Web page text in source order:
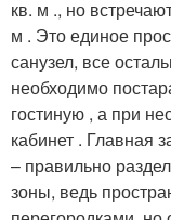
кв. м ., но
м . Это единое
санузел, все
необходимо
гостиную , а при
кабинет . Главная
– правильно
зоны, ведь